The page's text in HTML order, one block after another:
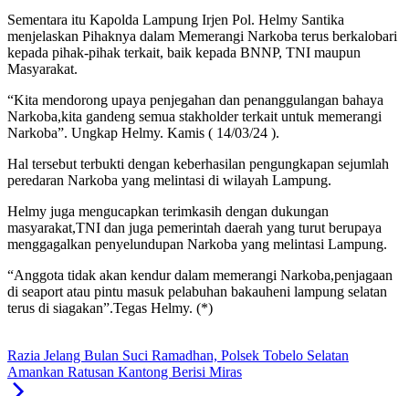
Sementara itu Kapolda Lampung Irjen Pol. Helmy Santika
menjelaskan Pihaknya dalam Memerangi Narkoba terus berkalobari
kepada pihak-pihak terkait, baik kepada BNNP, TNI maupun
Masyarakat.
“Kita mendorong upaya penjegahan dan penanggulangan bahaya
Narkoba,kita gandeng semua stakholder terkait untuk memerangi
Narkoba”. Ungkap Helmy. Kamis ( 14/03/24 ).
Hal tersebut terbukti dengan keberhasilan pengungkapan sejumlah
peredaran Narkoba yang melintasi di wilayah Lampung.
Helmy juga mengucapkan terimkasih dengan dukungan
masyarakat,TNI dan juga pemerintah daerah yang turut berupaya
menggagalkan penyelundupan Narkoba yang melintasi Lampung.
“Anggota tidak akan kendur dalam memerangi Narkoba,penjagaan
di seaport atau pintu masuk pelabuhan bakauheni lampung selatan
terus di siagakan”.Tegas Helmy. (*)
Razia Jelang Bulan Suci Ramadhan, Polsek Tobelo Selatan
Amankan Ratusan Kantong Berisi Miras